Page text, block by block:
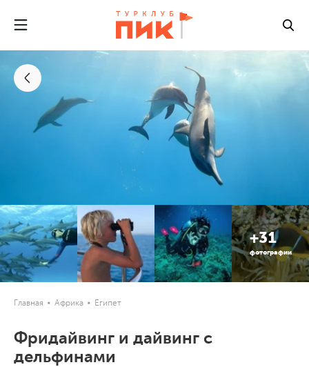
+31
фотографии
Главная Африка Египет
Фридайвинг и дайвинг с
дельфинами